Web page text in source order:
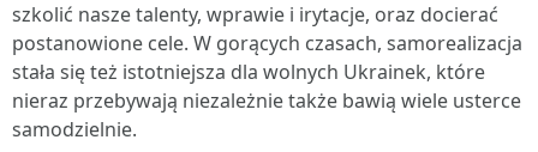
szkolić nasze talenty, wprawie i irytacje, oraz docierać
postanowione cele. W gorących czasach, samorealizacja
stała się też istotniejsza dla wolnych Ukrainek, które
nieraz przebywają niezależnie także bawią wiele usterce
samodzielnie.